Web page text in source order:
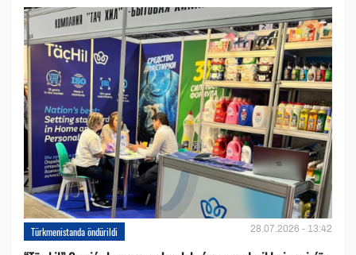
Türkmenistanda öndürildi 28.07.2026 - 13:42